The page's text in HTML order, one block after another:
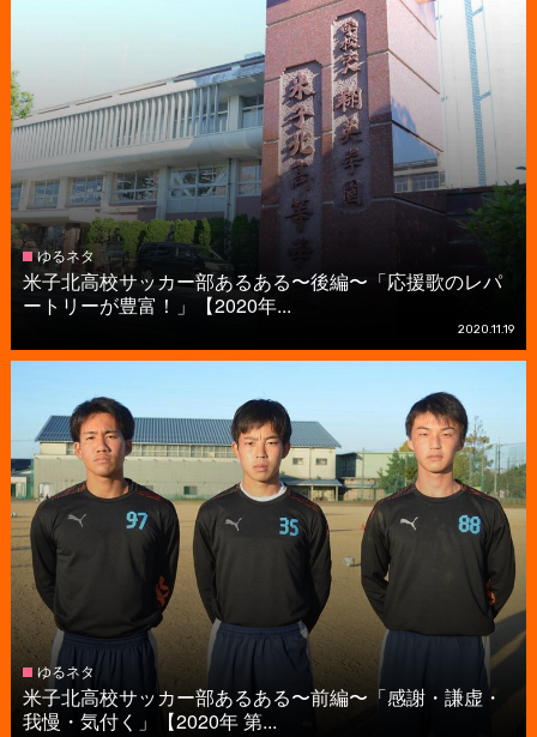
ゆるネタ
米子北高校サッカー部あるある〜後編〜「応援歌のレパ
ートリーが豊富！」【2020年...
2020.11.19
ゆるネタ
米子北高校サッカー部あるある〜前編〜「感謝・謙虚・
我慢・気付く」【2020年 第...